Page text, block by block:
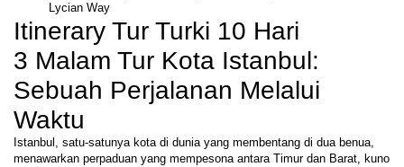
Lycian Way
Itinerary Tur Turki 10 Hari
3 Malam Tur Kota Istanbul:
Sebuah Perjalanan Melalui
Waktu
Istanbul, satu-satunya kota di dunia yang membentang di dua benua,
menawarkan perpaduan yang mempesona antara Timur dan Barat, kuno